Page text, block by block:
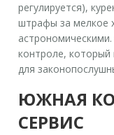
регулируется),
штрафы за мелкое
контроле,
для
ЮЖНАЯ
СЕРВИС